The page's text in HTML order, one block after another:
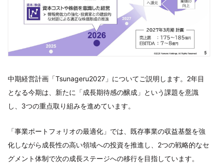
中期経営計画「Tsunageru2027」についてご説明します。2年目
となる今期は、新たに「成長期待感の醸成」という課題を意識
し、3つの重点取り組みを進めています。
「事業ポートフォリオの最適化」では、既存事業の収益基盤を強
化しながら成長性の高い領域への投資を推進し、2つの戦略的なセ
グメント体制で次の成長ステージへの移行を目指しています。